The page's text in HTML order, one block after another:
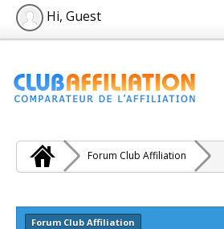
Hi, Guest
Forum Club Affiliation
Forum Club Affiliation